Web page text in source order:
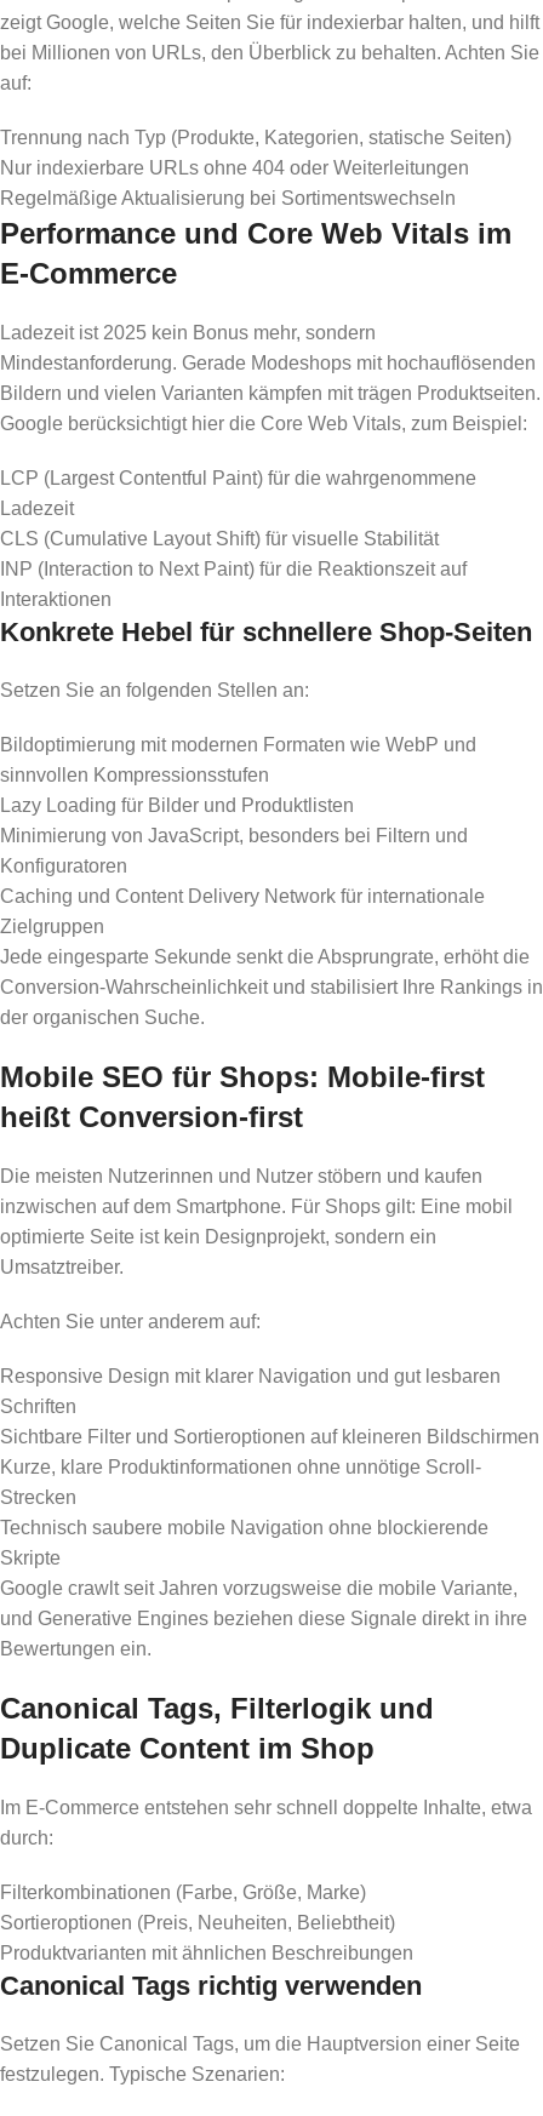
zeigt Google, welche Seiten Sie für indexierbar halten, und hilft
bei Millionen von URLs, den Überblick zu behalten. Achten Sie
auf:
Trennung nach Typ (Produkte, Kategorien, statische Seiten)
Nur indexierbare URLs ohne 404 oder Weiterleitungen
Regelmäßige Aktualisierung bei Sortimentswechseln
Performance und Core Web Vitals im
E-Commerce
Ladezeit ist 2025 kein Bonus mehr, sondern
Mindestanforderung. Gerade Modeshops mit hochauflösenden
Bildern und vielen Varianten kämpfen mit trägen Produktseiten.
Google berücksichtigt hier die Core Web Vitals, zum Beispiel:
LCP (Largest Contentful Paint) für die wahrgenommene
Ladezeit
CLS (Cumulative Layout Shift) für visuelle Stabilität
INP (Interaction to Next Paint) für die Reaktionszeit auf
Interaktionen
Konkrete Hebel für schnellere Shop-Seiten
Setzen Sie an folgenden Stellen an:
Bildoptimierung mit modernen Formaten wie WebP und
sinnvollen Kompressionsstufen
Lazy Loading für Bilder und Produktlisten
Minimierung von JavaScript, besonders bei Filtern und
Konfiguratoren
Caching und Content Delivery Network für internationale
Zielgruppen
Jede eingesparte Sekunde senkt die Absprungrate, erhöht die
Conversion-Wahrscheinlichkeit und stabilisiert Ihre Rankings in
der organischen Suche.
Mobile SEO für Shops: Mobile-first
heißt Conversion-first
Die meisten Nutzerinnen und Nutzer stöbern und kaufen
inzwischen auf dem Smartphone. Für Shops gilt: Eine mobil
optimierte Seite ist kein Designprojekt, sondern ein
Umsatztreiber.
Achten Sie unter anderem auf:
Responsive Design mit klarer Navigation und gut lesbaren
Schriften
Sichtbare Filter und Sortieroptionen auf kleineren Bildschirmen
Kurze, klare Produktinformationen ohne unnötige Scroll-
Strecken
Technisch saubere mobile Navigation ohne blockierende
Skripte
Google crawlt seit Jahren vorzugsweise die mobile Variante,
und Generative Engines beziehen diese Signale direkt in ihre
Bewertungen ein.
Canonical Tags, Filterlogik und
Duplicate Content im Shop
Im E-Commerce entstehen sehr schnell doppelte Inhalte, etwa
durch:
Filterkombinationen (Farbe, Größe, Marke)
Sortieroptionen (Preis, Neuheiten, Beliebtheit)
Produktvarianten mit ähnlichen Beschreibungen
Canonical Tags richtig verwenden
Setzen Sie Canonical Tags, um die Hauptversion einer Seite
festzulegen. Typische Szenarien: